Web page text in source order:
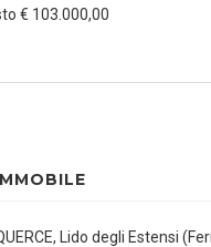
€ 103.000,00
Lido degli Estensi